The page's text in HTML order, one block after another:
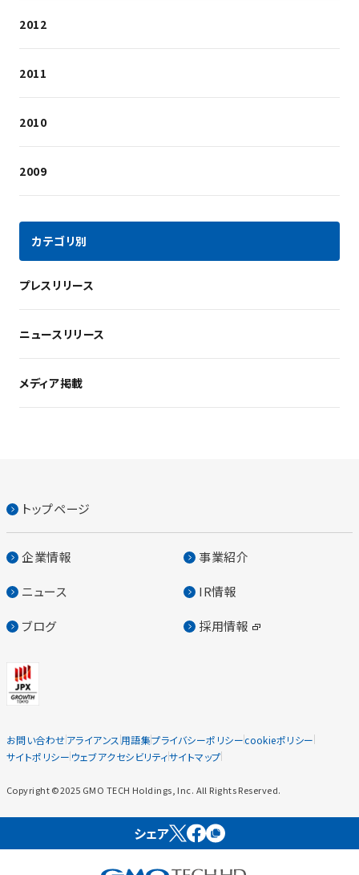
2012
2011
2010
2009
カテゴリ別
プレスリリース
ニュースリリース
メディア掲載
トップページ
企業情報 事業紹介
ニュース IR情報
ブログ 採用情報
お問い合わせアライアンス 用語集プライバシーポリシーcookieポリシー
サイトポリシー ウェブアクセシビリティサイトマップ
Copyright ©2025 GMO TECH Holdings, Inc. All Rights Reserved.
シェア